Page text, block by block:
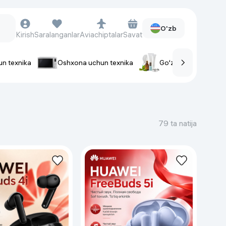
Fitnes-brasletlar
Soat kamarlari
Foto apparatlari va Video-
kameralar
Fotoapparatlari
KirishSaralanganlarAviachiptalarSavat
O'zb
texnika Oshxona uchun texnika Go‘zallik va parvarish
79 ta natija